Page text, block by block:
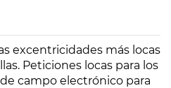
excentricidades más locas
Peticiones locas para los
campo electrónico para